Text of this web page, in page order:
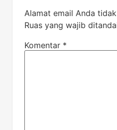
Alamat email Anda
Ruas yang wajib
Komentar *